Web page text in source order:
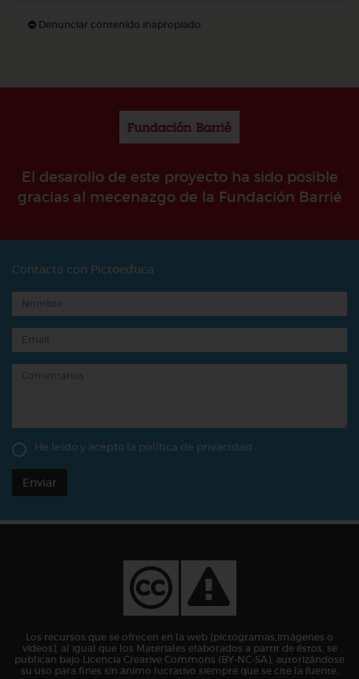
Denunciar contenido inapropiado
El desarollo de este proyecto ha sido posible
gracias al mecenazgo de la Fundación Barrié
Contacta con Pictoeduca
He leído y acepto la política de privacidad
Enviar
Los recursos que se ofrecen en la web (pictogramas,imágenes o
vídeos), al igual que los Materiales elaborados a partir de éstos, se
publican bajo Licencia Creative Commons (BY-NC-SA), autorizándose
su uso para fines sin ánimo lucrativo siempre que se cite la fuente,